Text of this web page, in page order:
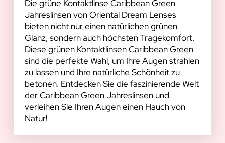
Die grüne Kontaktlinse Caribbean Green
Jahreslinsen von Oriental Dream Lenses
bieten nicht nur einen natürlichen grünen
Glanz, sondern auch höchsten Tragekomfort.
Diese grünen Kontaktlinsen Caribbean Green
sind die perfekte Wahl, um Ihre Augen strahlen
zu lassen und Ihre natürliche Schönheit zu
betonen. Entdecken Sie die faszinierende Welt
der Caribbean Green Jahreslinsen und
verleihen Sie Ihren Augen einen Hauch von
Natur!